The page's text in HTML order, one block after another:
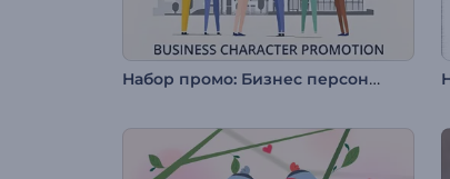
Набор промо: Бизнес персонажи